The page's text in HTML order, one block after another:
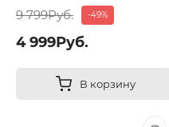
9 799Руб. -49%
4 999Руб.
В корзину